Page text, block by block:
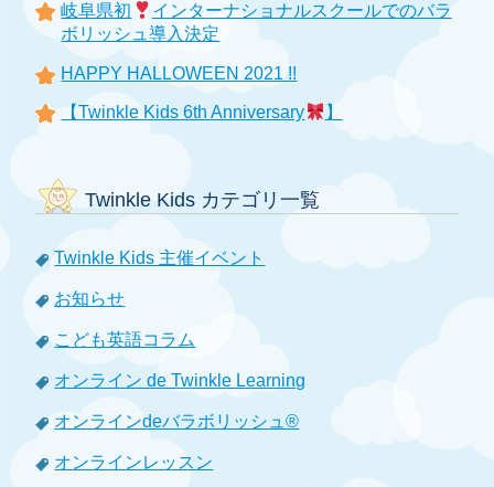
岐阜県初
インターナショナルスクールでのバラ
ボリッシュ導入決定
HAPPY HALLOWEEN 2021 !!
【Twinkle Kids 6th Anniversary 】
Twinkle Kids カテゴリ一覧
Twinkle Kids 主催イベント
お知らせ
こども英語コラム
オンライン de Twinkle Learning
オンラインdeバラボリッシュ®
オンラインレッスン